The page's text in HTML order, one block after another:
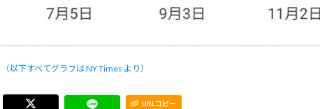
以下すべてグラフは NY Times より）
URLコピー